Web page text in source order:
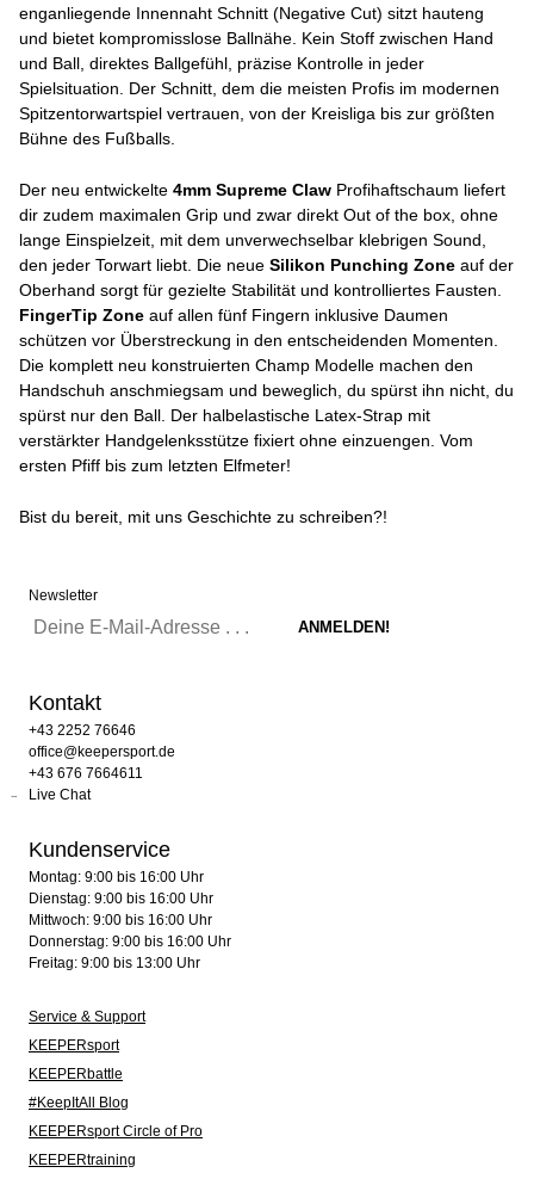
enganliegende Innennaht Schnitt (Negative Cut) sitzt hauteng
und bietet kompromisslose Ballnähe. Kein Stoff zwischen Hand
und Ball, direktes Ballgefühl, präzise Kontrolle in jeder
Spielsituation. Der Schnitt, dem die meisten Profis im modernen
Spitzentorwartspiel vertrauen, von der Kreisliga bis zur größten
Bühne des Fußballs.
Der neu entwickelte 4mm Supreme Claw Profihaftschaum liefert
dir zudem maximalen Grip und zwar direkt Out of the box, ohne
lange Einspielzeit, mit dem unverwechselbar klebrigen Sound,
den jeder Torwart liebt. Die neue Silikon Punching Zone auf der
Oberhand sorgt für gezielte Stabilität und kontrolliertes Fausten.
FingerTip Zone auf allen fünf Fingern inklusive Daumen
schützen vor Überstreckung in den entscheidenden Momenten.
Die komplett neu konstruierten Champ Modelle machen den
Handschuh anschmiegsam und beweglich, du spürst ihn nicht, du
spürst nur den Ball. Der halbelastische Latex-Strap mit
verstärkter Handgelenksstütze fixiert ohne einzuengen. Vom
ersten Pfiff bis zum letzten Elfmeter!
Bist du bereit, mit uns Geschichte zu schreiben?!
Newsletter
Kontakt
+43 2252 76646
office@keepersport.de
+43 676 7664611
Live Chat
Kundenservice
Montag: 9:00 bis 16:00 Uhr
Dienstag: 9:00 bis 16:00 Uhr
Mittwoch: 9:00 bis 16:00 Uhr
Donnerstag: 9:00 bis 16:00 Uhr
Freitag: 9:00 bis 13:00 Uhr
Service & Support
KEEPERsport
KEEPERbattle
#KeepItAll Blog
KEEPERsport Circle of Pro
KEEPERtraining